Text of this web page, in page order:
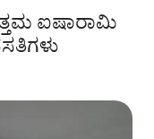
ಐಷಾರಾಮಿ